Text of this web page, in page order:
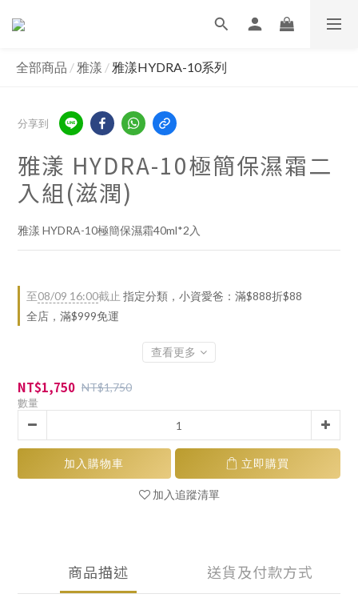
全部商品 / 雅漾 / 雅漾HYDRA-10系列
分享到
雅漾 HYDRA-10極簡保濕霜二
入組(滋潤)
雅漾 HYDRA-10極簡保濕霜40ml*2入
至08/09 16:00截止 指定分類，小資愛爸：滿$888折$88
全店，滿$999免運
查看更多
NT$1,750 NT$1,750
數量
加入購物車 立即購買
加入追蹤清單
商品描述 送貨及付款方式